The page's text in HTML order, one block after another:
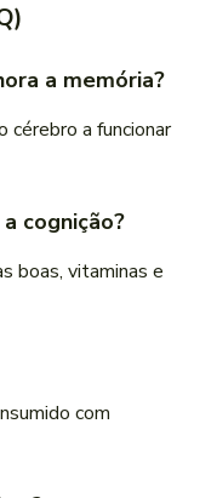
a memória?
cérebro a funcionar
cognição?
boas, vitaminas e
com